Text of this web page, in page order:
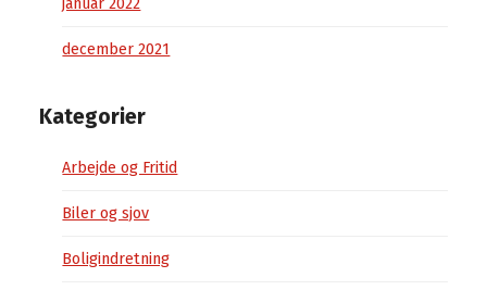
december 2021
Kategorier
Arbejde og Fritid
Biler og sjov
Boligindretning